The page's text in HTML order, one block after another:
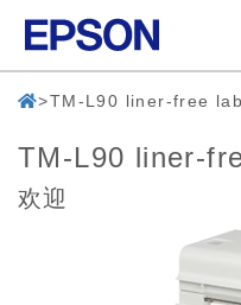
TM-L90 liner-free
TM-L90 liner-
欢迎